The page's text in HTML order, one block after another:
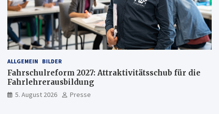
ALLGEMEIN BILDER
Fahrschulreform 2027: Attraktivitätsschub für die
Fahrlehrerausbildung
5. August 2026 Presse